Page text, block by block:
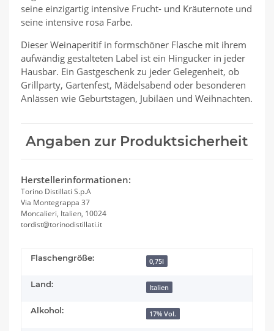
seine einzigartig intensive Frucht- und Kräuternote und
seine intensive rosa Farbe.
Dieser Weinaperitif in formschöner Flasche mit ihrem
aufwändig gestalteten Label ist ein Hingucker in jeder
Hausbar. Ein Gastgeschenk zu jeder Gelegenheit, ob
Grillparty, Gartenfest, Mädelsabend oder besonderen
Anlässen wie Geburtstagen, Jubiläen und Weihnachten.
Angaben zur Produktsicherheit
Herstellerinformationen:
Torino Distillati S.p.A
Via Montegrappa 37
Moncalieri, Italien, 10024
tordist@torinodistillati.it
Flaschengröße: 0,75l
Land: Italien
Alkohol: 17% Vol.